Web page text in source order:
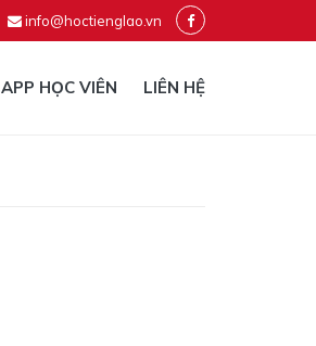
info@hoctienglao.vn
APP HỌC VIÊN LIÊN HỆ